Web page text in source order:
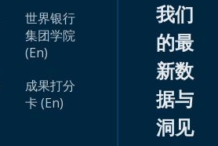
世界银行
集团学院
(En)
成果打分
卡 (En)
我们
的最
新数
据与
洞见